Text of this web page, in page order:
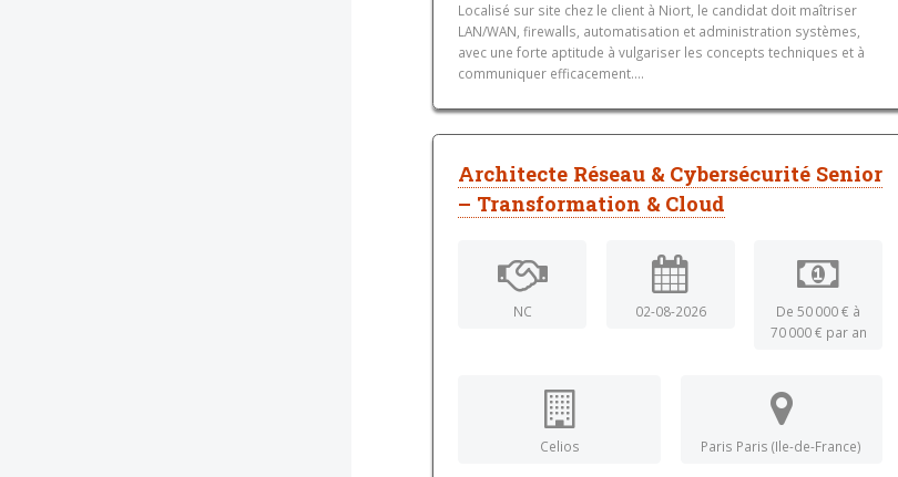
Localisé sur site chez le client à Niort, le candidat doit maîtriser
LAN/WAN, firewalls, automatisation et administration systèmes,
avec une forte aptitude à vulgariser les concepts techniques et à
communiquer efficacement....
Architecte Réseau & Cybersécurité Senior
– Transformation & Cloud
NC 02-08-2026
De 50 000 € à
70 000 € par an
Celios Paris Paris (Ile-de-France)